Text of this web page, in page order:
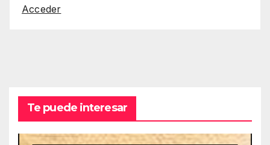
Acceder
Te puede interesar